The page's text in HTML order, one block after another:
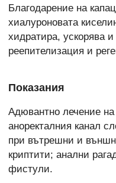
Благодарение на
хиалуроновата
хидратира, ускорява
реепителизация и
Показания
Адювантно лечение
аноректалния канал
при вътрешни и
криптити; анални
фистули.